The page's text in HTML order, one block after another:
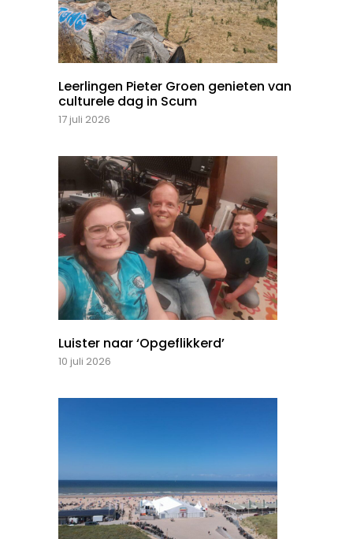
Leerlingen Pieter Groen genieten van
culturele dag in Scum
17 juli 2026
Luister naar ‘Opgeflikkerd’
10 juli 2026